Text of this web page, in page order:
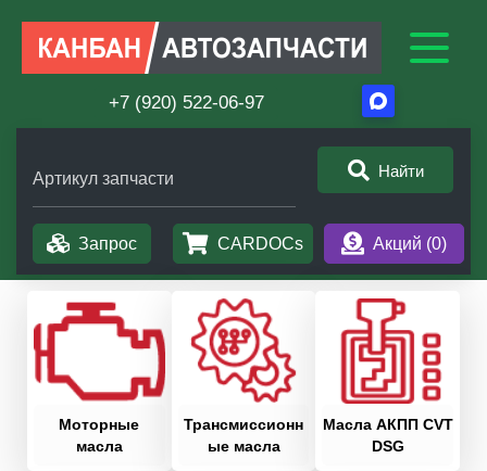
+7 (920) 522-06-97
Артикул запчасти Найти
Запрос CARDOCs Акций (0)
Моторные
масла
Трансмиссионн
ые масла
Масла АКПП CVT
DSG